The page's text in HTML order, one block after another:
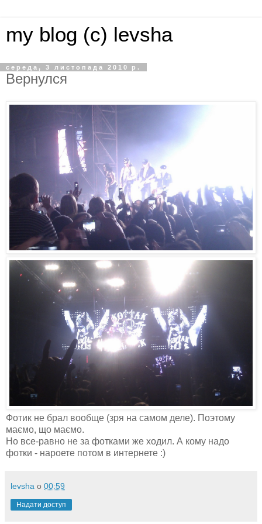
my blog (c) levsha
середа, 3 листопада 2010 р.
Вернулся
Фотик не брал вообще (зря на самом деле). Поэтому
маємо, що маємо.
Но все-равно не за фотками же ходил. А кому надо
фотки - нароете потом в интернете :)
levsha о 00:59
Надати доступ